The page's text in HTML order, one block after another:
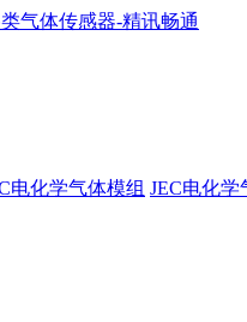
电化学气体模组 JEC电化学